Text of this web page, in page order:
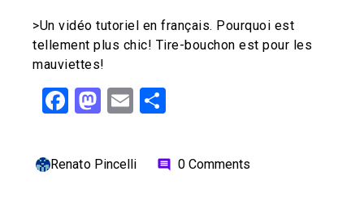
>Un vidéo tutoriel en français. Pourquoi est
tellement plus chic! Tire-bouchon est pour les
mauviettes!
Facebook
Mastodon
Email
Renato Pincelli comment 0 Comments